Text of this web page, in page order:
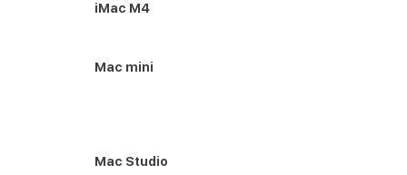
iMac M4
Mac mini
Mac Studio